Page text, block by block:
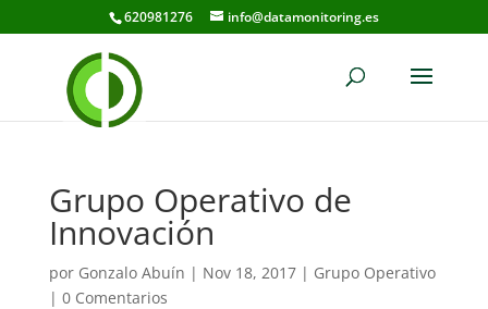
620981276 info@datamonitoring.es
Grupo Operativo de
Innovación
por Gonzalo Abuín | Nov 18, 2017| Grupo Operativo
| 0 Comentarios